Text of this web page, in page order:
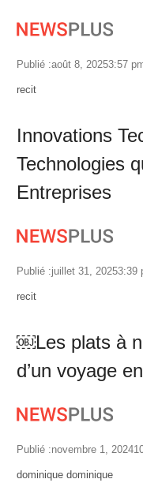
Publié :août 8, 20253:57
Author
recit
Innovations
Technologies
Entreprises
Publié :juillet 31, 20253:39
Author
recit
￼Les plats à
d’un voyage
Publié :novembre 1, 2024
Author
dominique dominique